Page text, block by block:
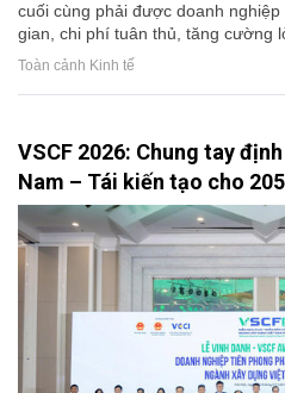
cuối cùng phải được doanh
gian, chi phí tuân thủ, tăng cường
Toàn cảnh Kinh tế
VSCF 2026: Chung tay
Nam – Tái kiến tạo cho